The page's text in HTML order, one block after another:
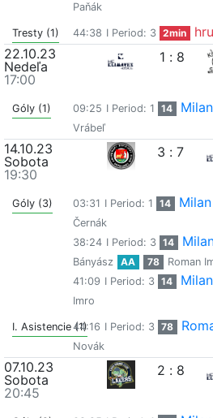
Paňák
Tresty (1) 44:38 I Period: 3 2min
22.10.23
Nedeľa
17:00
1 : 8
Góly (1) 09:25 I Period: 1 14
Vrábeľ
14.10.23
Sobota
19:30
3 : 7
Góly (3) 03:31 I Period: 1 14
Černák
38:24 I Period: 3 14
Bányász
AA 78
Roman
41:09 I Period: 3 14
Imro
I. Asistencie (1)44:16 I Period: 3 78
Novák
07.10.23
Sobota
20:45
2 : 8